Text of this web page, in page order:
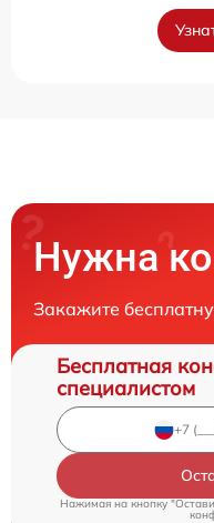
Нужна
Закажите
Бесплатная
специалистом
Нажимая на кнопку